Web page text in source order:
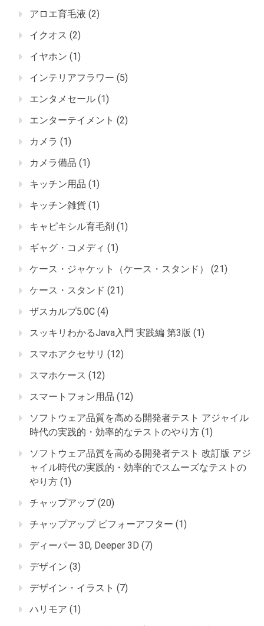
アロエ育毛液 (2)
イクオス (2)
イヤホン (1)
インテリアフラワー (5)
エンタメセール (1)
エンターテイメント (2)
カメラ (1)
カメラ備品 (1)
キッチン用品 (1)
キッチン雑貨 (1)
キャピキシル育毛剤 (1)
ギャグ・コメディ (1)
ケース・ジャケット（ケース・スタンド）
(21)
ケース・スタンド (21)
ザスカルプ5.0C (4)
スッキリわかるJava入門 実践編 第3版 (1)
スマホアクセサリ (12)
スマホケース (12)
スマートフォン用品 (12)
ソフトウェア品質を高める開発者テスト アジャイル
時代の実践的・効率的なテストのやり方 (1)
ソフトウェア品質を高める開発者テスト 改訂版 アジ
ャイル時代の実践的・効率的でスムーズなテストの
やり方 (1)
チャップアップ(20)
チャップアップ ビフォーアフター (1)
ディーパー 3D, Deeper 3D (7)
デザイン (3)
デザイン・イラスト (7)
ハリモア (1)